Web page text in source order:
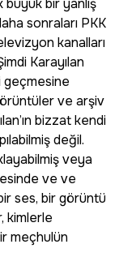
bir yanlış
sonraları PKK
kanalları
Karayılan
geçmesine
ve arşiv
bizzat kendi
değil.
veya
ve ve
ses, bir görüntü
kimlerle
meçhulün